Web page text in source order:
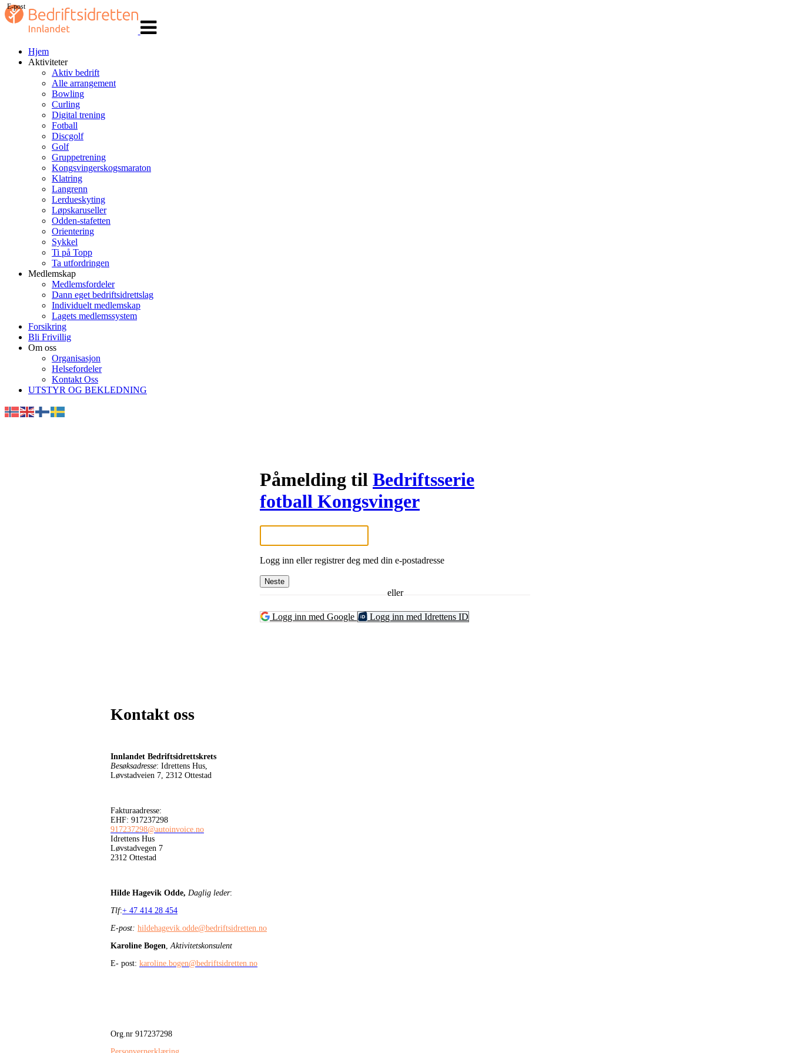
navigasjon
Hjem
Aktiviteter
Aktiv bedrift
Alle arrangement
Bowling
Curling
Digital trening
Fotball
Discgolf
Golf
Gruppetrening
Kongsvingerskogsmaraton
Klatring
Langrenn
Lerdueskyting
Løpskaruseller
Odden-stafetten
Orientering
Sykkel
Ti på Topp
Ta utfordringen
Medlemskap
Medlemsfordeler
Dann eget bedriftsidrettslag
Individuelt medlemskap
Lagets medlemssystem
Forsikring
Bli Frivillig
Om oss
Organisasjon
Helsefordeler
Kontakt Oss
UTSTYR OG BEKLEDNING
Påmelding til Bedriftsserie
fotball Kongsvinger
E-post
Logg inn eller registrer deg med din e-postadresse
Neste
eller
Logg inn med Google Logg inn med Idrettens ID
Kontakt oss
Innlandet Bedriftsidrettskrets
Besøksadresse: Idrettens Hus,
Løvstadveien 7, 2312 Ottestad
Fakturaadresse:
EHF: 917237298
917237298@autoinvoice.no
Idrettens Hus
Løvstadvegen 7
2312 Ottestad
Hilde Hagevik Odde, Daglig leder:
Tlf:+ 47 414 28 454
E-post: hildehagevik.odde@bedriftsidretten.no
Karoline Bogen,Aktivitetskonsulent
E- post: karoline.bogen@bedriftsidretten.no
Org.nr 917237298